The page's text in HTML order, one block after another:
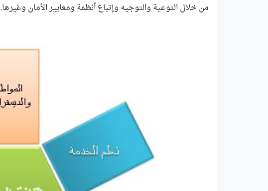
من خلال التوعية والتوجيه وإتباع أنظمة ومعايير الأمان وغيرها.